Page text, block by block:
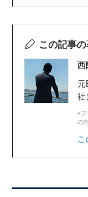
この記事
西
社）
※プ
の